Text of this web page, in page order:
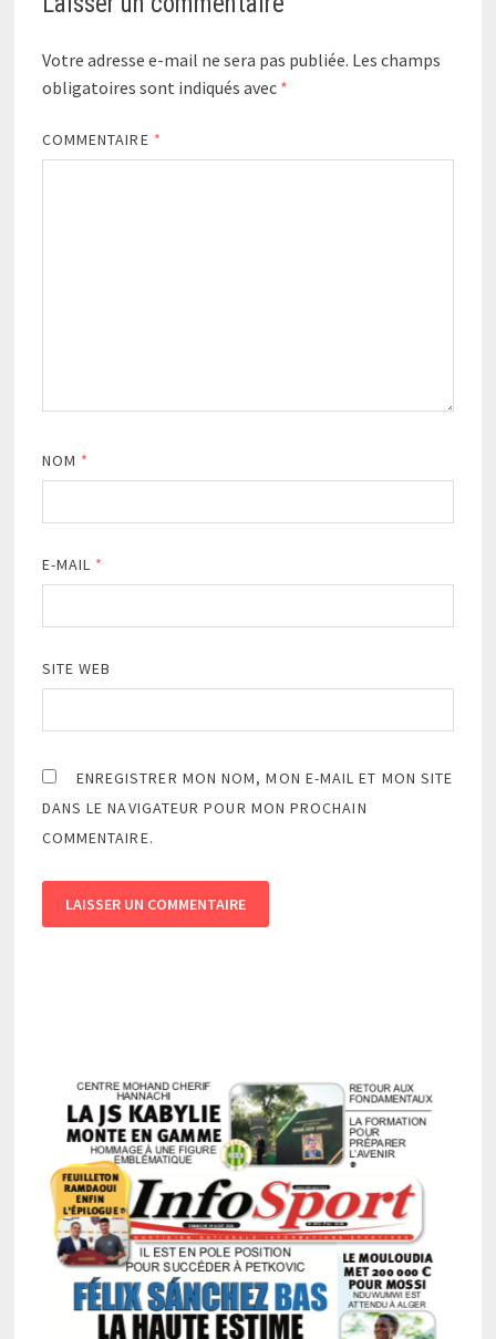
Votre adresse e-mail ne sera pas publiée. Les champs
obligatoires sont indiqués avec *
COMMENTAIRE *
NOM *
E-MAIL *
SITE WEB
ENREGISTRER MON NOM, MON E-MAIL ET MON SITE
DANS LE NAVIGATEUR POUR MON PROCHAIN
COMMENTAIRE.